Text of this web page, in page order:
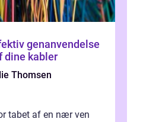
genanvendelse
dine kabler
Thomsen
tabet af en nær ven